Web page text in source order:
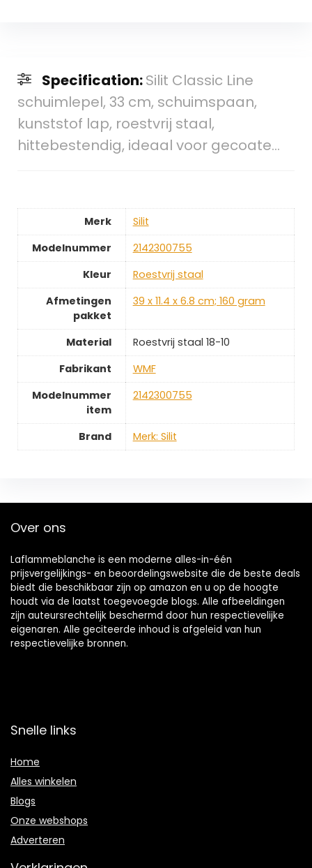
Specification:Silit Classic Line
schuimlepel, 33 cm, schuimspaan,
kunststof lap, roestvrij staal,
hittebestendig, ideaal voor gecoate…
Merk
‎Silit
Modelnummer
‎2142300755
Kleur
‎Roestvrij staal
Afmetingen
pakket
‎39 x 11.4 x 6.8 cm; 160 gram
Material
‎Roestvrij staal 18-10
Fabrikant
‎WMF
Modelnummer
item
‎2142300755
Brand Merk: Silit
Over ons
Laflammeblanche is een moderne alles-in-één
prijsvergelijkings- en beoordelingswebsite die de beste deals
biedt die beschikbaar zijn op amazon en u op de hoogte
houdt via de laatst toegevoegde blogs. Alle afbeeldingen
zijn auteursrechtelijk beschermd door hun respectievelijke
eigenaren. Alle geciteerde inhoud is afgeleid van hun
respectievelijke bronnen.
Snelle links
Home
Alles winkelen
Blogs
Onze webshops
Adverteren